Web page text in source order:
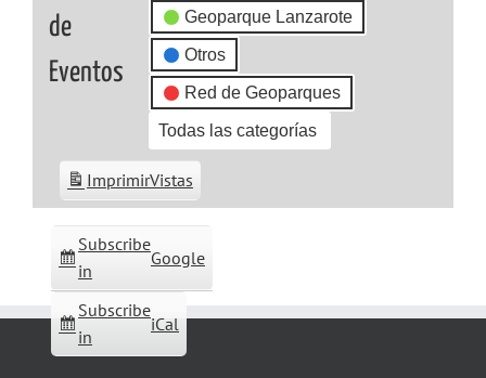
de
Eventos
Geoparque Lanzarote
Otros
Red de Geoparques
Todas las categorías
Subscribe
in
Google
Subscribe
in
iCal
ImprimirVistas